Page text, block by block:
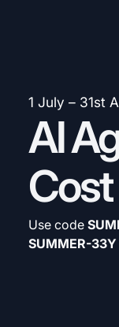
1 July – 31st
AI
Cost
Use code
SUMMER-33Y